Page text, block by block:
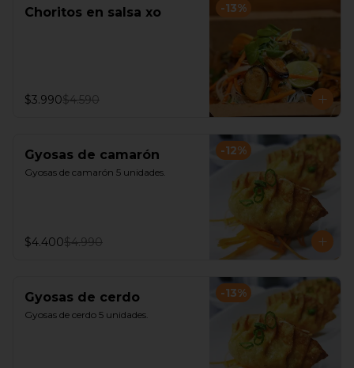
-13%
Choritos en salsa xo
$3.990$4.590
-12%
Gyosas de camarón
Gyosas de camarón 5 unidades.
$4.400$4.990
-13%
Gyosas de cerdo
Gyosas de cerdo 5 unidades.